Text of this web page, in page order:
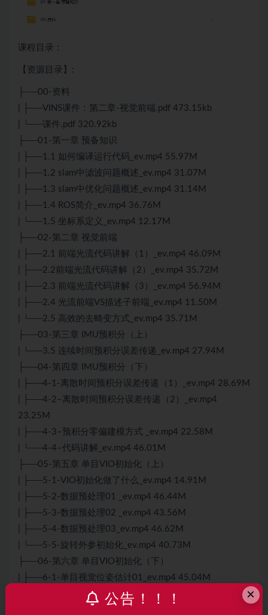
课程目录：
【资源目录】:
├──00-资料
| ├──VINS课件：第二章-视觉前端.pdf 473.15kb
| └──课件.pdf 320.92kb
├──01-第一章 预备知识
| ├──1.1 如何编译运行代码_ev.mp4 55.97M
| ├──1.2 slam中滤波问题概述_ev.mp4 31.07M
| ├──1.3 slam中优化问题概述_ev.mp4 31.14M
| ├──1.4 ROS简介_ev.mp4 36.76M
| └──1.5 坐标系定义_ev.mp4 12.17M
├──02-第二章 视觉前端
| ├──2.1 前端光流代码讲解（1）_ev.mp4 46.09M
| ├──2.2前端光流代码讲解（2）_ev.mp4 35.72M
| ├──2.3 前端光流代码讲解（3）_ev.mp4 56.94M
| ├──2.4 光流前端VS描述子前端_ev.mp4 11.50M
| └──2.5 高效的去畸变方式_ev.mp4 35.71M
├──03-第三章 IMU预积分（上）
| └──3.5 连续时间预积分误差传递_ev.mp4 27.94M
├──04-第四章 IMU预积分（下）
| ├──4-1-离散时间预积分误差传递（1）_ev.mp4 28.69M
| ├──4-2–离散时间预积分误差传递（2）_ev.mp4
23.25M
| ├──4-3–预积分零偏建模方式 _ev.mp4 22.58M
| └──4-4–代码讲解_ev.mp4 46.01M
├──05-第五章 单目VIO初始化（上）
| ├──5-1-VIO初始化做了什么_ev.mp4 14.91M
| ├──5-2-数据预处理01 _ev.mp4 46.44M
| ├──5-3-数据预处理02 _ev.mp4 43.56M
| ├──5-4-数据预处理03_ev.mp4 46.62M
| └──5-5-旋转外参初始化_ev.mp4 40.73M
├──06-第六章 单目VIO初始化（下）
| ├──6-1-单目视觉位姿估计01_ev.mp4 45.04M
| ├──6-2-单目视觉位姿估计02_ev.mp4 47.07M
×
公告！！！